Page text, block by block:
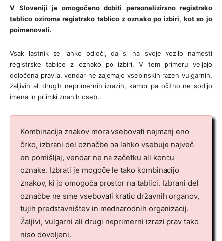
V Sloveniji je omogočeno dobiti personalizirano registrsko
tablico oziroma registrsko tablico z oznako po izbiri, kot so jo
poimenovali.
Vsak lastnik se lahko odloči, da si na svoje vozilo namesti
registrske tablice z oznako po izbiri. V tem primeru veljajo
določena pravila, vendar ne zajemajo vsebinskih razen vulgarnih,
žaljivih ali drugih neprimernih izrazih, kamor pa očitno ne sodijo
imena in priimki znanih oseb..
Kombinacija znakov mora vsebovati najmanj eno
črko, izbrani del označbe pa lahko vsebuje največ
en pomišljaj, vendar ne na začetku ali koncu
oznake. Izbrati je mogoče le tako kombinacijo
znakov, ki jo omogoča prostor na tablici. Izbrani del
označbe ne sme vsebovati kratic državnih organov,
tujih predstavništev in mednarodnih organizacij.
Žaljivi, vulgarni ali drugi neprimerni izrazi prav tako
niso dovoljeni.